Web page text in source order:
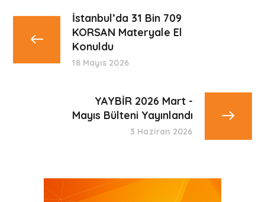
İstanbul’da 31 Bin 709
KORSAN Materyale El
Konuldu
18 Mayıs 2026
YAYBİR 2026 Mart -
Mayıs Bülteni Yayınlandı
3 Haziran 2026